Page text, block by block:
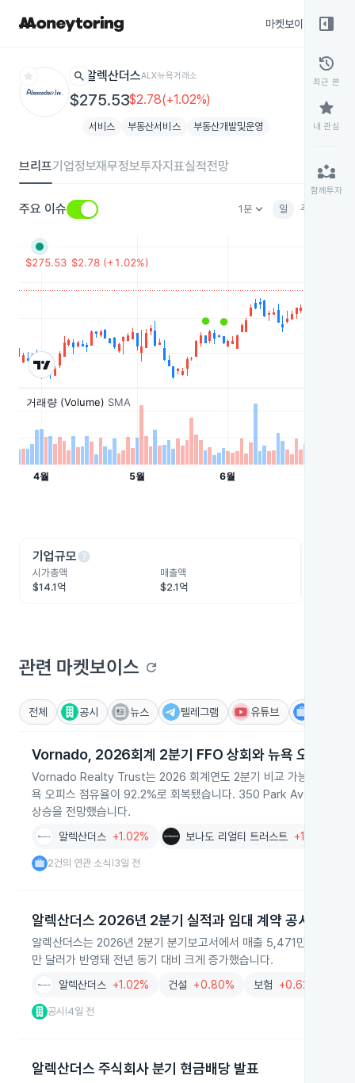
마켓보이스
star search 알렉산더스ALX뉴욕거래소
$275.53$2.78(+1.02%)
서비스 부동산서비스 부동산개발및운영
브리프기업정보재무정보투자지표실적전망
주요 이슈 1분keyboard_arrow_down 일 주
기업규모help
시가총액
$14.1억
매출액
$2.1억
관련 마켓보이스 refresh
전체 공시 뉴스 텔레그램 유튜브
Vornado, 2026회계 2분기 FFO 상회와 뉴욕 오피스 점
Vornado Realty Trust는 2026 회계연도 2분기 비교 가능 FFO가
욕 오피스 점유율이 92.2%로 회복됐습니다. 350 Park Avenue 재
상승을 전망했습니다.
알렉산더스 +1.02% 보나도 리얼티 트러스트 +1.26%
2건의 연관 소식 3일 전
알렉산더스 2026년 2분기 실적과 임대 계약 공시
알렉산더스는 2026년 2분기 분기보고서에서 매출 5,471만 달러와
만 달러가 반영돼 전년 동기 대비 크게 증가했습니다.
알렉산더스 +1.02% 건설 +0.80% 보험 +0.62%
공시 4일 전
알렉산더스 주식회사 분기 현금배당 발표
right_panel_open
history
최근 본
star
내 관심
partner_exchange
함께투자